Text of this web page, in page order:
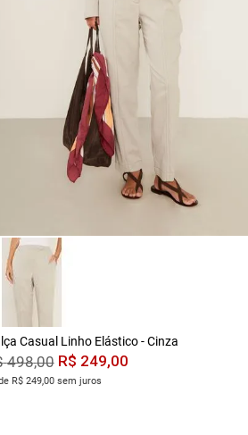
Casual Linho Elástico - Cinza
498,00 R$ 249,00
R$ 249,00 sem juros